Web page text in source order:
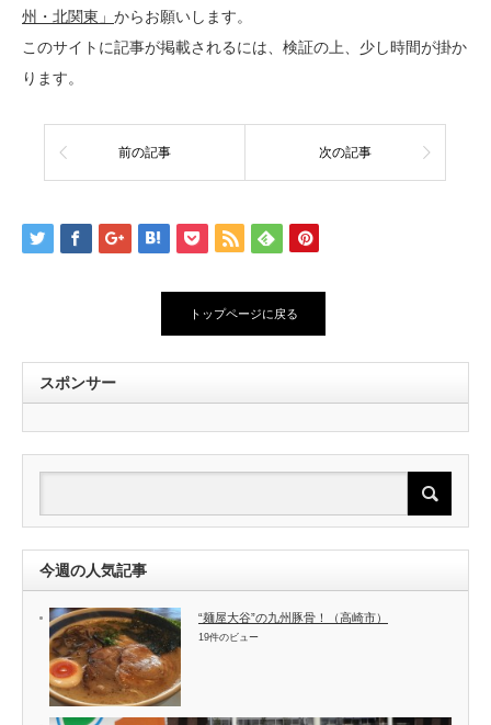
州・北関東」 からお願いします。
このサイトに記事が掲載されるには、検証の上、少し時間が掛か
ります。
前の記事 次の記事
トップページに戻る
スポンサー
今週の人気記事
“麺屋大谷”の九州豚骨！（高崎市）
19件のビュー